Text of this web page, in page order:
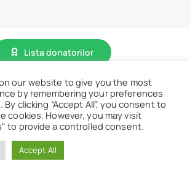
Lista donatorilor
I” - Toate drepturile sunt rezervate.
Accesează website vechi
Revino la meniu
our website to give you the most
by remembering your preferences
clicking “Accept All”, you consent to
cookies. However, you may visit
to provide a controlled consent.
Accept All